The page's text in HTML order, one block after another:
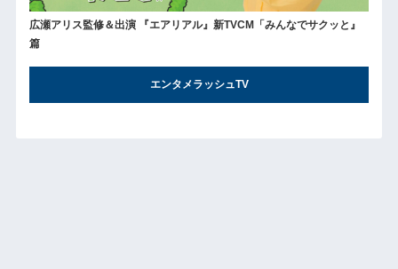
広瀬アリス監修＆出演 『エアリアル』新TVCM「みんなでサクッと』
篇
エンタメラッシュTV